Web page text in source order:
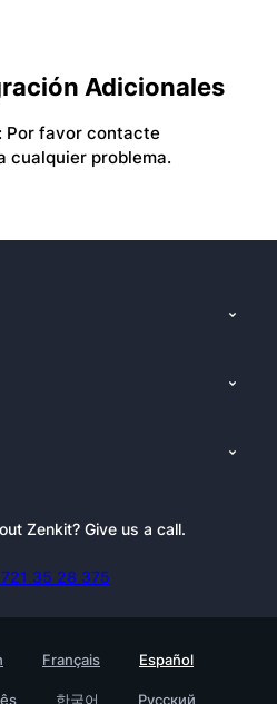
Adicionales
Por favor contacte
cualquier problema.
Zenkit? Give us a call.
35 28 375
Français Español
한국어 Русский